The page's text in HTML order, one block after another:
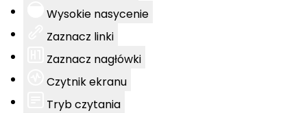
Wysokie nasycenie
Zaznacz linki
Zaznacz nagłówki
Czytnik ekranu
Tryb czytania